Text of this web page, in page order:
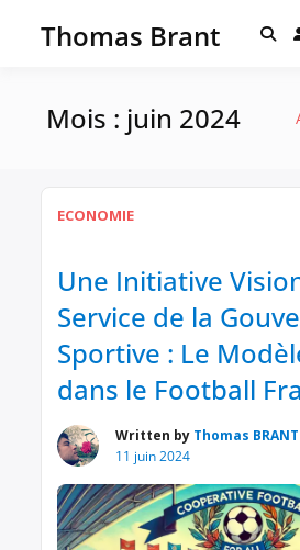
Thomas Brant
Mois : juin 2024
ECONOMIE
Une Initiative
Service de la
Sportive : Le
dans le Football
Written by Thomas BRANT
11 juin 2024